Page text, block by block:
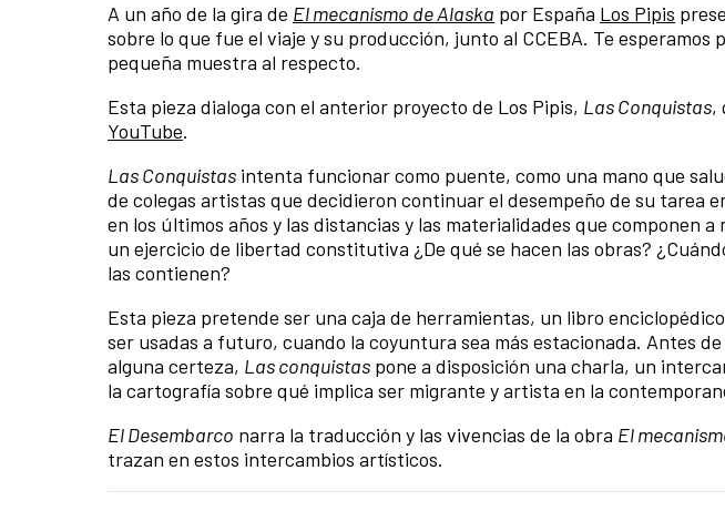
A un año de la gira de El mecanismo de Alaska por España Los Pipis
sobre lo que fue el viaje y su producción, junto al CCEBA. Te
pequeña muestra al respecto.
Esta pieza dialoga con el anterior proyecto de Los Pipis, Las Conquistas,
YouTube.
Las Conquistas intenta funcionar como puente, como una mano que
de colegas artistas que decidieron continuar el desempeño de su tarea
en los últimos años y las distancias y las materialidades que componen
un ejercicio de libertad constitutiva ¿De qué se hacen las obras?
las contienen?
Esta pieza pretende ser una caja de herramientas, un libro
ser usadas a futuro, cuando la coyuntura sea más estacionada. Antes
alguna certeza, Las conquistas pone a disposición una charla, un
la cartografía sobre qué implica ser migrante y artista en la
El Desembarco narra la traducción y las vivencias de la obra El
trazan en estos intercambios artísticos.